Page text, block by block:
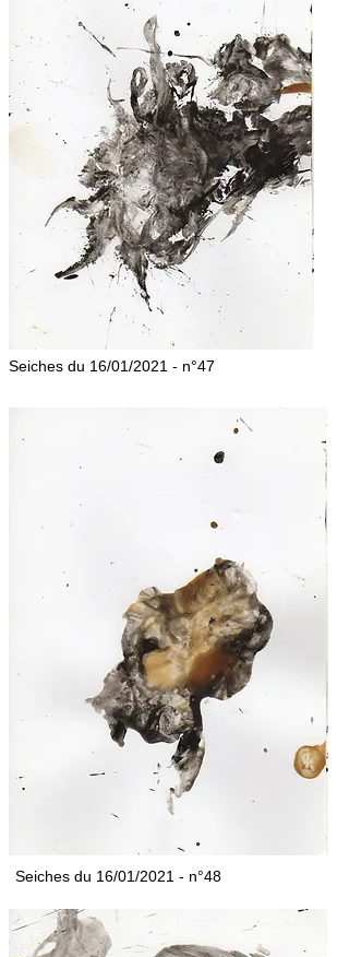
Seiches du 16/01/2021 - n°47
Seiches du 16/01/2021 - n°48